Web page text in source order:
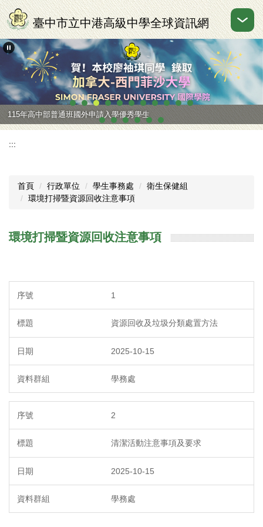
跳
到
主
要
區
臺中市立中港高級中學全球資訊網
115年高中部普通班國外申請入學優秀學生
:::
首頁 行政單位 學生事務處
衛生保健組
環境打掃暨資源回收注意事項
環境打掃暨資源回收注意事項
1
資源回收及垃圾分類處置方法
2025-10-15
學務處
2
清潔活動注意事項及要求
2025-10-15
學務處